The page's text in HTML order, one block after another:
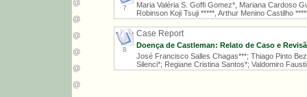
7
Maria Valéria S. Goffi Gomez*, Mariana Cardoso
Robinson Koji Tsuji *****, Arthur Menino Castilho
8
Case Report
Doença de Castleman: Relato de Caso e
José Francisco Salles Chagas***; Thiago Pinto
Silenci*; Regiane Cristina Santos*; Valdomiro